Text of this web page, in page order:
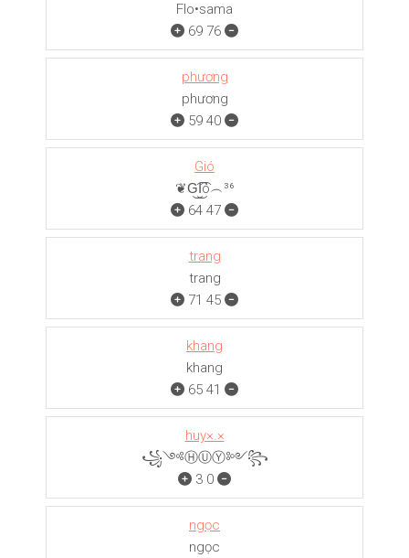
Flo•sama
69 76
phương
phương
59 40
Gió
❦G͜͡I͜͡ó︵³⁶
64 47
trang
trang
71 45
khang
khang
65 41
huy×.×
꧁༺ⒽⓊⓎ༻꧂
3 0
ngọc
ngọc